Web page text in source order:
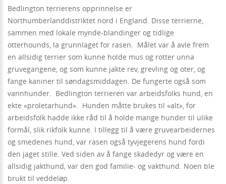
Bedlington terrierens opprinnelse er
Northumberlanddistriktet nord i England. Disse terrierne,
sammen med lokale mynde-blandinger og tidlige
otterhounds, la grunnlaget for rasen. Målet var å avle frem
en allsidig terrier som kunne holde mus og rotter unna
gruvegangene, og som kunne jakte rev, grevling og oter, og
fange kaniner til søndagsmiddagen. De fungerte også som
vannhunder. Bedlington terrieren var arbeidsfolks hund, en
ekte «proletarhund». Hunden måtte brukes til «alt», for
arbeidsfolk hadde ikke råd til å holde mange hunder til ulike
formål, slik rikfolk kunne. I tillegg til å være gruvearbeidernes
og smedenes hund, var rasen også tyvjegerens hund fordi
den jaget stille. Ved siden av å fange skadedyr og være en
allsidig jakthund, var den god familie- og vakthund. Noen ble
brukt til veddeløp.